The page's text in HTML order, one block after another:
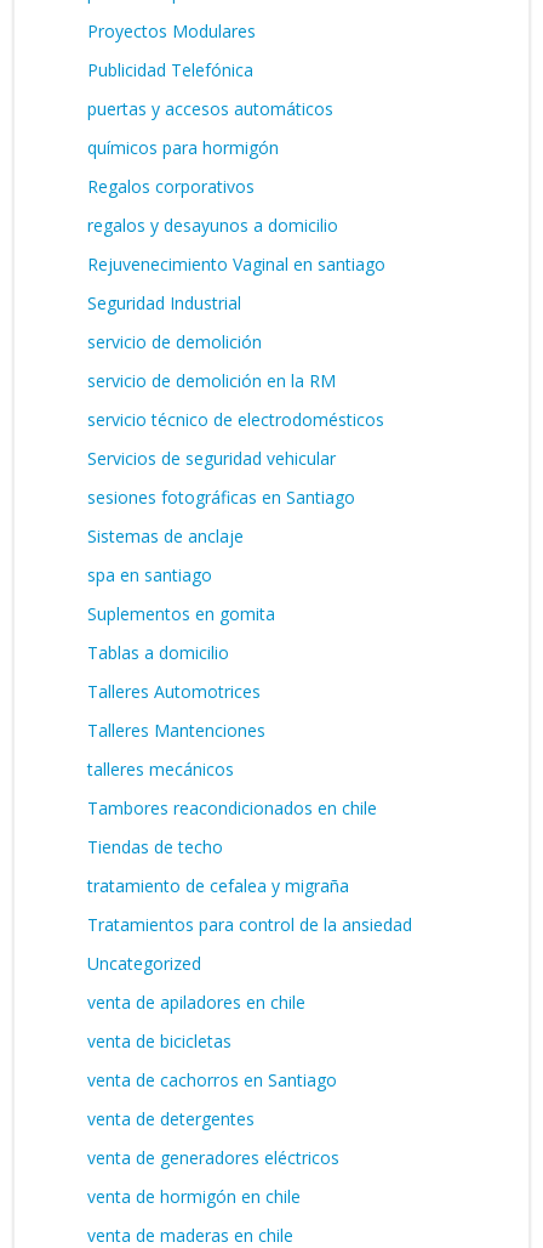
Proyectos Modulares
Publicidad Telefónica
puertas y accesos automáticos
químicos para hormigón
Regalos corporativos
regalos y desayunos a domicilio
Rejuvenecimiento Vaginal en santiago
Seguridad Industrial
servicio de demolición
servicio de demolición en la RM
servicio técnico de electrodomésticos
Servicios de seguridad vehicular
sesiones fotográficas en Santiago
Sistemas de anclaje
spa en santiago
Suplementos en gomita
Tablas a domicilio
Talleres Automotrices
Talleres Mantenciones
talleres mecánicos
Tambores reacondicionados en chile
Tiendas de techo
tratamiento de cefalea y migraña
Tratamientos para control de la ansiedad
Uncategorized
venta de apiladores en chile
venta de bicicletas
venta de cachorros en Santiago
venta de detergentes
venta de generadores eléctricos
venta de hormigón en chile
venta de maderas en chile